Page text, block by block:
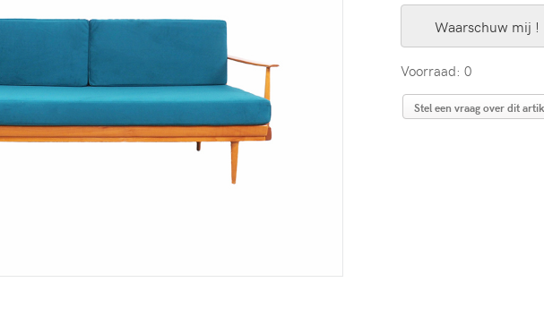
Waarschuw mij !
Voorraad: 0
Stel een vraag over dit